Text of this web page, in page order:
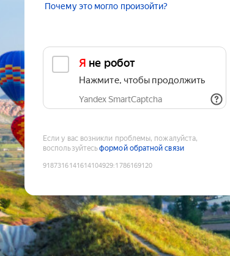
Почему это могло произойти?
Я не робот
Нажмите, чтобы продолжить
Yandex SmartCaptcha
Если у вас возникли проблемы, пожалуйста,
воспользуйтесьформой обратной связи
9187316141614104929:1786169120